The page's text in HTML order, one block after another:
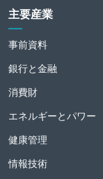
主要産業
事前資料
銀行と金融
消費財
エネルギーとパワー
健康管理
情報技術